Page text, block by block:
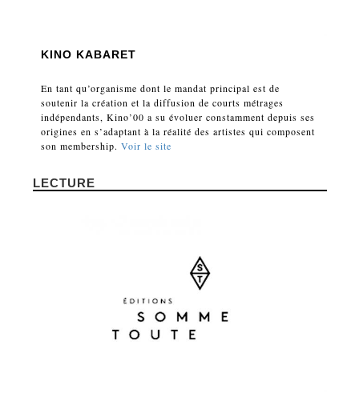
KINO KABARET
En tant qu’organisme dont le mandat principal est de
soutenir la création et la diffusion de courts métrages
indépendants, Kino’00 a su évoluer constamment depuis ses
origines en s’adaptant à la réalité des artistes qui composent
son membership. Voir le site
LECTURE